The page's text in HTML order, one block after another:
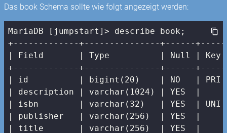
Das book Schema sollte wie folgt angezeigt werden:
MariaDB [jumpstart]> describe book;
| Field       | Type | Null | Key
+-------------+---------------+------
|
id | bigint(20)    | NO
| PRI
| description |
varchar( 1024 ) | YES  |
|
isbn | varchar(32)   | YES
| UNI
| publisher   |
varchar( 256 ) | YES  |
|
title | varchar(256)  | YES
|